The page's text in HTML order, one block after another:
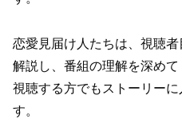
恋愛見届け人たちは、視聴
解説し、番組の理解を深め
視聴する方でもストーリー
す。